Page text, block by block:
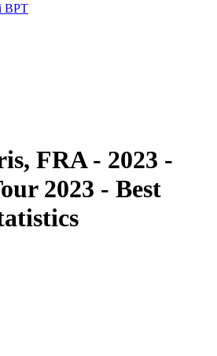
BPT
FRA - 2023 -
2023 - Best